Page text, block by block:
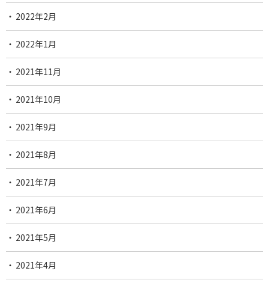
2022年2月
2022年1月
2021年11月
2021年10月
2021年9月
2021年8月
2021年7月
2021年6月
2021年5月
2021年4月